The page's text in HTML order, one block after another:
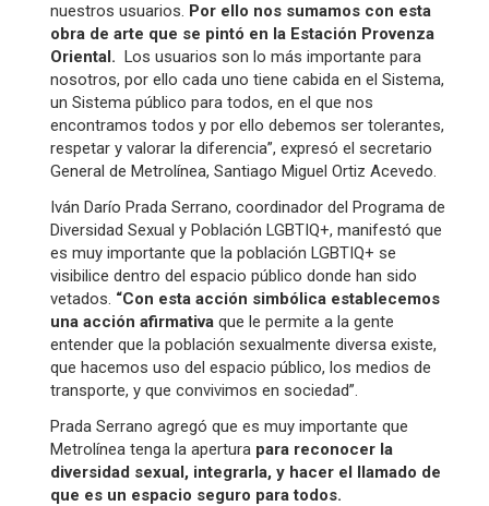
nuestros usuarios. Por ello nos sumamos con esta
obra de arte que se pintó en la Estación Provenza
Oriental. Los usuarios son lo más importante para
nosotros, por ello cada uno tiene cabida en el Sistema,
un Sistema público para todos, en el que nos
encontramos todos y por ello debemos ser tolerantes,
respetar y valorar la diferencia”, expresó el secretario
General de Metrolínea, Santiago Miguel Ortiz Acevedo.
Iván Darío Prada Serrano, coordinador del Programa de
Diversidad Sexual y Población LGBTIQ+, manifestó que
es muy importante que la población LGBTIQ+ se
visibilice dentro del espacio público donde han sido
vetados. “Con esta acción simbólica establecemos
una acción afirmativa que le permite a la gente
entender que la población sexualmente diversa existe,
que hacemos uso del espacio público, los medios de
transporte, y que convivimos en sociedad”.
Prada Serrano agregó que es muy importante que
Metrolínea tenga la apertura para reconocer la
diversidad sexual, integrarla, y hacer el llamado de
que es un espacio seguro para todos.